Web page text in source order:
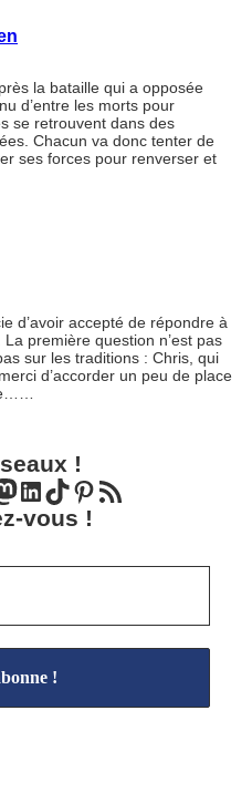
la bataille qui a opposée
d’entre les morts pour
se retrouvent dans des
Chacun va donc tenter de
ses forces pour renverser et
d’avoir accepté de répondre à
première question n’est pas
sur les traditions : Chris, qui
d’accorder un peu de place
!
LinkedIn TikTok Pinterest Flux RSS
vous !